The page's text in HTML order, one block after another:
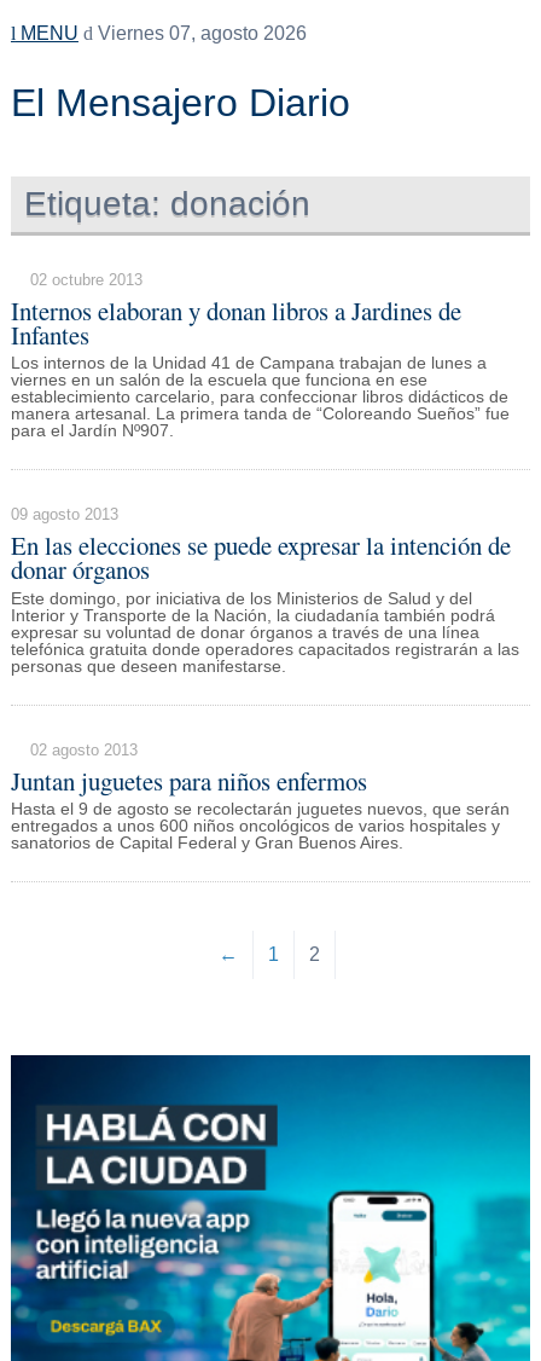
MENU Viernes 07, agosto 2026
El Mensajero Diario
Etiqueta: donación
02 octubre 2013
Internos elaboran y donan libros a Jardines de
Infantes
Los internos de la Unidad 41 de Campana trabajan de lunes a
viernes en un salón de la escuela que funciona en ese
establecimiento carcelario, para confeccionar libros didácticos de
manera artesanal. La primera tanda de “Coloreando Sueños” fue
para el Jardín Nº907.
09 agosto 2013
En las elecciones se puede expresar la intención de
donar órganos
Este domingo, por iniciativa de los Ministerios de Salud y del
Interior y Transporte de la Nación, la ciudadanía también podrá
expresar su voluntad de donar órganos a través de una línea
telefónica gratuita donde operadores capacitados registrarán a las
personas que deseen manifestarse.
02 agosto 2013
Juntan juguetes para niños enfermos
Hasta el 9 de agosto se recolectarán juguetes nuevos, que serán
entregados a unos 600 niños oncológicos de varios hospitales y
sanatorios de Capital Federal y Gran Buenos Aires.
← 1 2